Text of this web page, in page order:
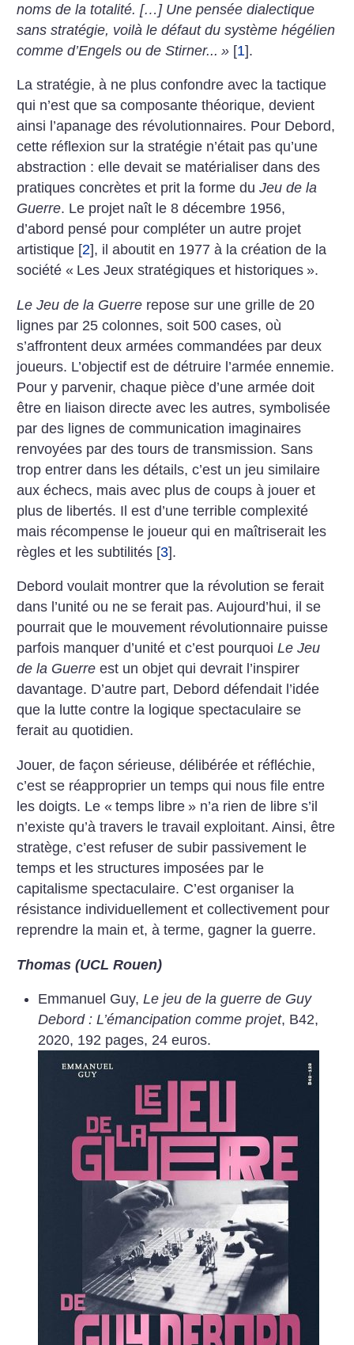
noms de la totalité. […] Une pensée dialectique
sans stratégie, voilà le défaut du système hégélien
comme d’Engels ou de Stirner... » [1].
La stratégie, à ne plus confondre avec la tactique
qui n’est que sa composante théorique, devient
ainsi l’apanage des révolutionnaires. Pour Debord,
cette réflexion sur la stratégie n’était pas qu’une
abstraction : elle devait se matérialiser dans des
pratiques concrètes et prit la forme duJeu de la
Guerre. Le projet naît le 8 décembre 1956,
d’abord pensé pour compléter un autre projet
artistique [2], il aboutit en 1977 à la création de la
société « Les Jeux stratégiques et historiques ».
Le Jeu de la Guerre repose sur une grille de 20
lignes par 25 colonnes, soit 500 cases, où
s’affrontent deux armées commandées par deux
joueurs. L’objectif est de détruire l’armée ennemie.
Pour y parvenir, chaque pièce d’une armée doit
être en liaison directe avec les autres, symbolisée
par des lignes de communication imaginaires
renvoyées par des tours de transmission. Sans
trop entrer dans les détails, c’est un jeu similaire
aux échecs, mais avec plus de coups à jouer et
plus de libertés. Il est d’une terrible complexité
mais récompense le joueur qui en maîtriserait les
règles et les subtilités [3].
Debord voulait montrer que la révolution se ferait
dans l’unité ou ne se ferait pas. Aujourd’hui, il se
pourrait que le mouvement révolutionnaire puisse
parfois manquer d’unité et c’est pourquoiLe Jeu
de la Guerre est un objet qui devrait l’inspirer
davantage. D’autre part, Debord défendait l’idée
que la lutte contre la logique spectaculaire se
ferait au quotidien.
Jouer, de façon sérieuse, délibérée et réfléchie,
c’est se réapproprier un temps qui nous file entre
les doigts. Le « temps libre » n’a rien de libre s’il
n’existe qu’à travers le travail exploitant. Ainsi, être
stratège, c’est refuser de subir passivement le
temps et les structures imposées par le
capitalisme spectaculaire. C’est organiser la
résistance individuellement et collectivement pour
reprendre la main et, à terme, gagner la guerre.
Thomas (UCL Rouen)
Emmanuel Guy, Le jeu de la guerre de Guy
Debord : L’émancipation comme projet, B42,
2020, 192 pages, 24 euros.